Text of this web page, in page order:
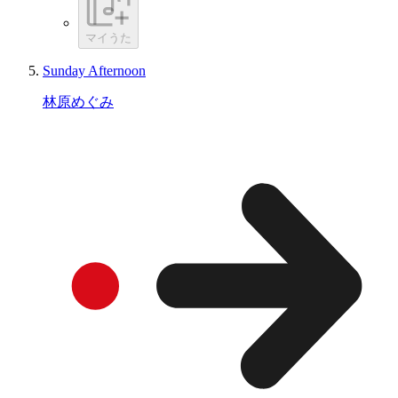
マイうた
Sunday Afternoon
林原めぐみ